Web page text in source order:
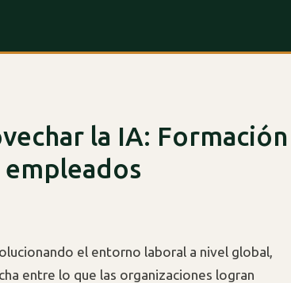
la IA: Formación
el entorno laboral a nivel global,
entre lo que las organizaciones logran